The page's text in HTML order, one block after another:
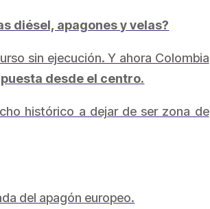
diésel, apagones y velas?
sin ejecución. Y ahora Colombia
desde el centro.
histórico a dejar de ser zona de
del apagón europeo.